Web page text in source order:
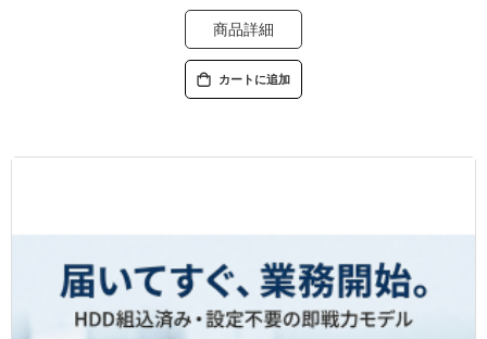
商品詳細
カートに追加